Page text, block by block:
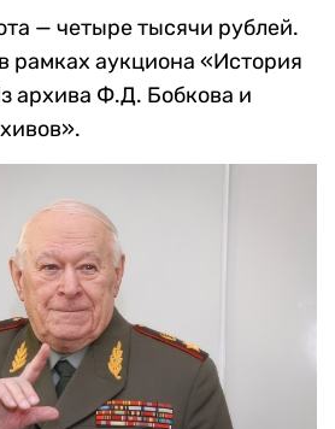
— четыре тысячи рублей.
рамках аукциона «История
архива Ф.Д. Бобкова и